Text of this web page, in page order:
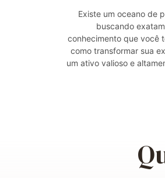
Existe um oceano de
buscando
conhecimento que você
como transformar sua
um ativo valioso e